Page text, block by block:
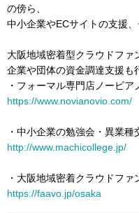
の傍ら、
中小企業やECサイトの支援、
大阪地域密着型クラウドファ
企業や団体の資金調達支援も
・フォーマル専門店ノービア
https://www.novianovio.com/
・中小企業の勉強会・異業
http://www.machicollege.jp/
・大阪地域密着クラウドファ
https://faavo.jp/osaka